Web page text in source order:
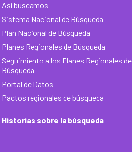
Así buscamos
Sistema Nacional de Búsqueda
Plan Nacional de Búsqueda
Planes Regionales de Búsqueda
Seguimiento a los Planes Regionales de
Búsqueda
Portal de Datos
Pactos regionales de búsqueda
Historias sobre la búsqueda